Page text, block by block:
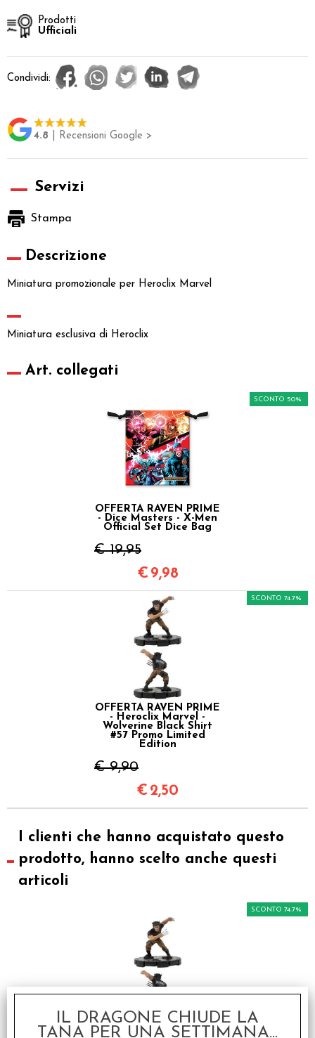
Prodotti
Ufficiali
Condividi:
4.8 | Recensioni Google >
Servizi
Stampa
Descrizione
Miniatura promozionale per Heroclix Marvel
Miniatura esclusiva di Heroclix
Art. collegati
OFFERTA RAVEN PRIME
- Dice Masters - X-Men
Official Set Dice Bag
€ 19,95
SCONTO 50%
€ 9,98
OFFERTA RAVEN PRIME
- Heroclix Marvel -
Wolverine Black Shirt
#57 Promo Limited
Edition
€ 9,90
SCONTO 74.7%
€ 2,50
I clienti che hanno acquistato questo
prodotto, hanno scelto anche questi
articoli
OFFERTA RAVEN PRIME
SCONTO 74.7%
IL DRAGONE CHIUDE LA
TANA PER UNA SETTIMANA...